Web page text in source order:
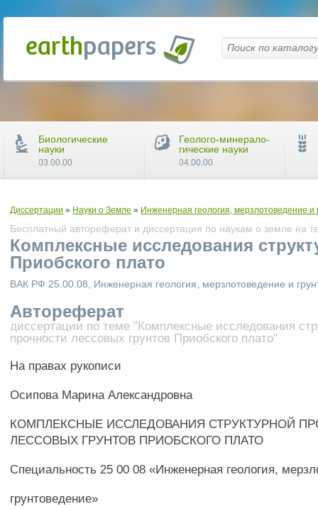
Диссертации » Науки о Земле » Инженерная геология, мерзлотоведение и
Бесплатный автореферат и диссертация по наукам о земле на
Комплексные исследования
Приобского плато
ВАК РФ 25.00.08, Инженерная геология, мерзлотоведение и
Автореферат
диссертации по теме "Комплексные исследования
прочности лессовых грунтов Приобского плато"
На правах рукописи
Осипова Марина Александровна
КОМПЛЕКСНЫЕ ИССЛЕДОВАНИЯ СТРУКТУРНОЙ
ЛЕССОВЫХ ГРУНТОВ ПРИОБСКОГО ПЛАТО
Специальность 25 00 08 «Инженерная геология,
грунтоведение»
Биологические
науки
03.00.00
Геолого-минерало-
гические науки
04.00.00